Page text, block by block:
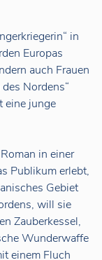
in
Europas
auch Frauen
Nordens“
eine junge
in einer
Publikum erlebt,
Gebiet
will sie
Zauberkessel,
Wunderwaffe
einem Fluch